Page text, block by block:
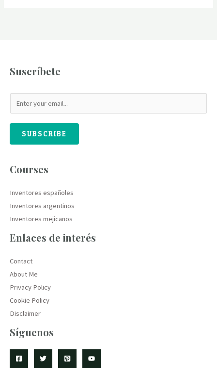
Suscríbete
SUBSCRIBE
Courses
Inventores españoles
Inventores argentinos
Inventores mejicanos
Enlaces de interés
Contact
About Me
Privacy Policy
Cookie Policy
Disclaimer
Síguenos